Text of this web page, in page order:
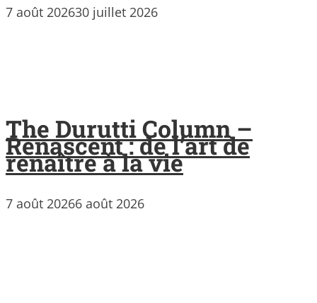
7 août 202630 juillet 2026
The Durutti Column –
Renascent : de l’art de
renaître à la vie
7 août 20266 août 2026